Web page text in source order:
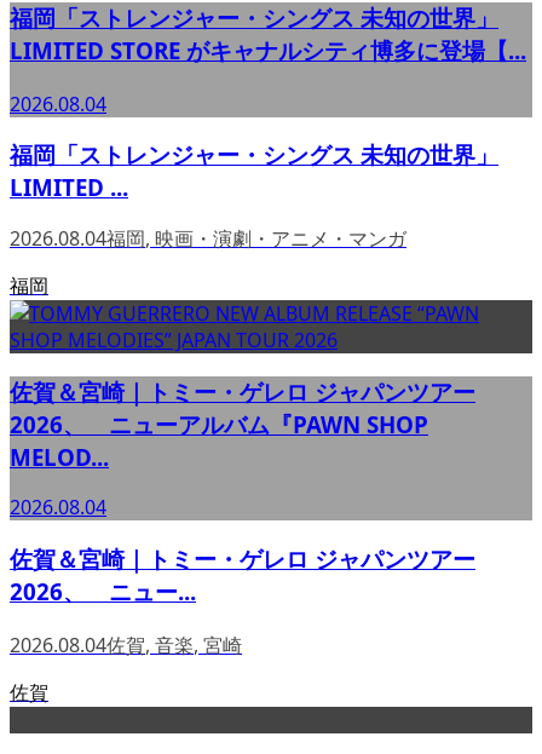
福岡「ストレンジャー・シングス 未知の世界」
LIMITED STORE がキャナルシティ博多に登場【...
2026.08.04
福岡「ストレンジャー・シングス 未知の世界」
LIMITED ...
2026.08.04福岡, 映画・演劇・アニメ・マンガ
福岡
佐賀＆宮崎｜トミー・ゲレロ ジャパンツアー
2026、 ニューアルバム『PAWN SHOP
MELOD...
2026.08.04
佐賀＆宮崎｜トミー・ゲレロ ジャパンツアー
2026、 ニュー...
2026.08.04佐賀, 音楽, 宮崎
佐賀